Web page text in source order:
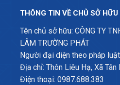
THÔNG TIN VỀ CHỦ SỞ HỮU
Tên chủ sở hữu: CÔNG TY
LÂM TRƯỜNG PHÁT
Người đại diện theo pháp
Địa chỉ: Thôn Liêu Hạ, Xã Tân
Điện thoại: 0987.688.383